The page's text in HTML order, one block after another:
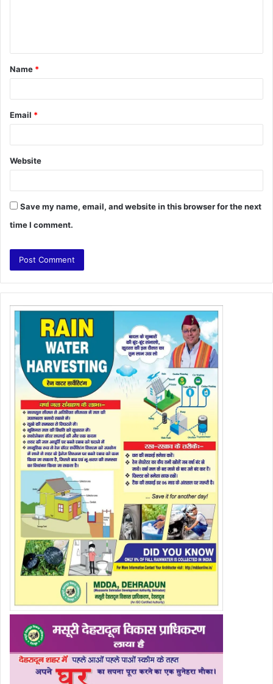
t
*
Name *
Email *
Website
Save my name, email, and website in this browser for the next
time I comment.